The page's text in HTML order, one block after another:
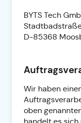
BYTS Tech
D-85368
Wir haben
oben
handelt es